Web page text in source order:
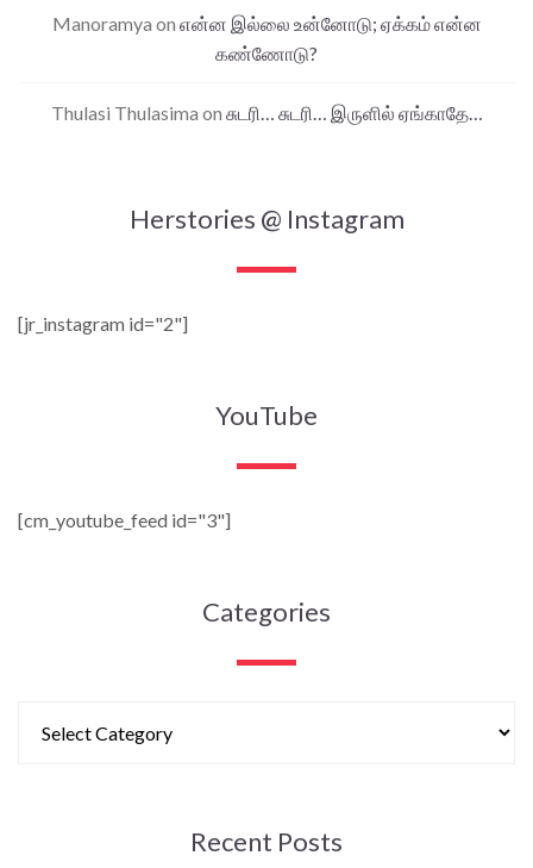
Manoramya on என்ன இல்லை உன்னோடு; ஏக்கம் என்ன
கண்ணோடு?
Thulasi Thulasima on சுடரி… சுடரி… இருளில் ஏங்காதே…
Herstories @ Instagram
[jr_instagram id="2"]
YouTube
[cm_youtube_feed id="3"]
Categories
Recent Posts